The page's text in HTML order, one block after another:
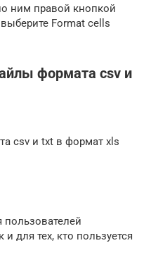
ним правой кнопкой
Format cells
формата csv и
csv и txt в формат xls
пользователей
для тех, кто пользуется